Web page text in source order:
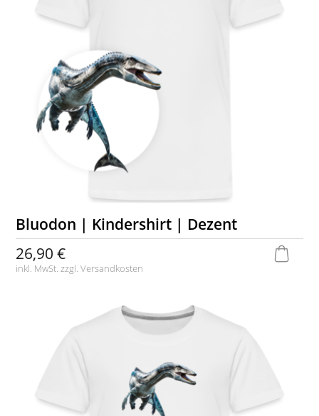
Bluodon | Kindershirt | Dezent
26,90 €
inkl. MwSt. zzgl.Versandkosten